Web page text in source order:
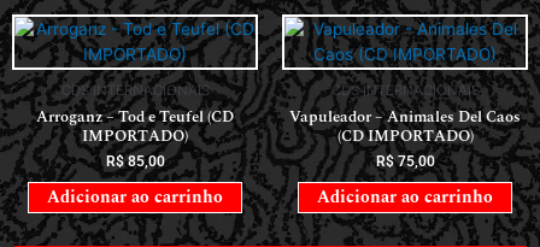
CDS INTERNACIONAIS
Arroganz – Tod e Teufel (CD
IMPORTADO)
R$85,00
Adicionar ao carrinho
CDS INTERNACIONAIS
Vapuleador – Animales Del Caos
(CD IMPORTADO)
R$75,00
Adicionar ao carrinho